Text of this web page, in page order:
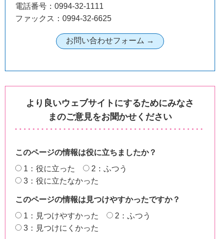
電話番号：0994-32-1111
ファックス：0994-32-6625
より良いウェブサイトにするためにみなさ
まのご意見をお聞かせください
このページの情報は役に立ちましたか？
1：役に立った
2：ふつう
3：役に立たなかった
このページの情報は見つけやすかったですか？
1：見つけやすかった
2：ふつう
3：見つけにくかった